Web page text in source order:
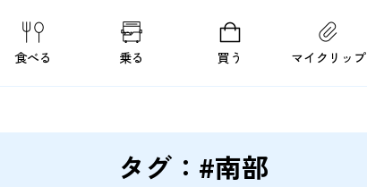
食べる 乗る 買う マイクリップ
タグ：#南部